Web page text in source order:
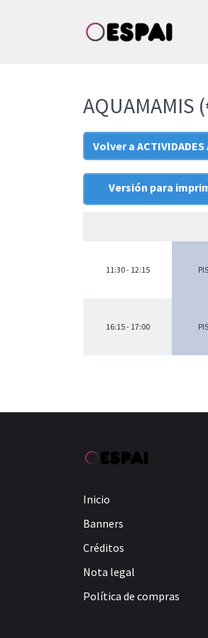
AQUAMAMIS
Volver a ACTIVIDADES
Versión para
11:30 - 12:15
16:15 - 17:00
Inicio
Banners
Créditos
Nota legal
Política de compras